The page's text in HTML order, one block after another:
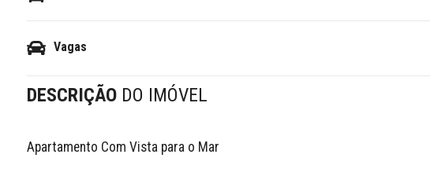
Vagas
DESCRIÇÃO DO IMÓVEL
Apartamento Com Vista para o Mar